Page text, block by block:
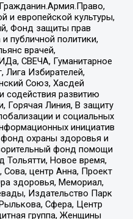
и европейской культуры,
Фонд защиты прав
публичной политики,
врачей,
СВЕЧА, Гуманитарное
Лига Избирателей,
Союз, Хасдей
содействия развитию
Горячая Линия, В защиту
и социальных
инициатив
охраны здоровья и
фонд помощи
Новое время,
Сова, центр Анна, Проект
здоровья, Мемориал,
Издательство Парк
Сфера, Центр
группа, Женщины